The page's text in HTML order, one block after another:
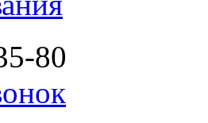
80